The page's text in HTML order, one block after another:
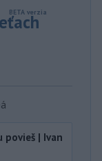
povieš | Ivan